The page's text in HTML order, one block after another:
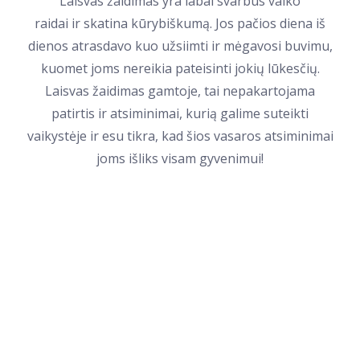
raidai ir skatina kūrybiškumą. Jos pačios diena iš
dienos atrasdavo kuo užsiimti ir mėgavosi buvimu,
kuomet joms nereikia pateisinti jokių lūkesčių.
Laisvas žaidimas gamtoje, tai nepakartojama
patirtis ir atsiminimai, kurią galime suteikti
vaikystėje ir esu tikra, kad šios vasaros atsiminimai
joms išliks visam gyvenimui!